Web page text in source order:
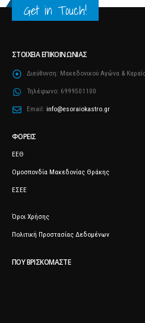
Get in Touch!
ΣΤΟΙΧΕΊΑ ΕΠΙΚΟΙΝΩΝΊΑΣ
Διεύθυνση: Μακεδονικού Αγώνα &
Τηλέφωνο: 6999501100
Email: info@esoraiokastro.gr
ΦΟΡΕΊΣ
ΕΕΘ
Ομοσπονδία Μακεδονίας Θράκης
ΕΣΕΕ
Όροι Χρήσης
Πολιτική Προστασίας Δεδομένων
ΠΟΥ ΒΡΙΣΚΌΜΑΣΤΕ